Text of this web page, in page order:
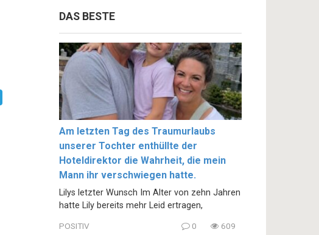
DAS BESTE
Am letzten Tag des Traumurlaubs
unserer Tochter enthüllte der
Hoteldirektor die Wahrheit, die mein
Mann ihr verschwiegen hatte.
Lilys letzter Wunsch Im Alter von zehn Jahren
hatte Lily bereits mehr Leid ertragen,
POSITIV 0 609